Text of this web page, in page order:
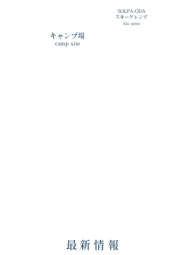
SOLFA-ODA
スキーゲレンデ
ski area
​ キャンプ場
​camp site
最新情報